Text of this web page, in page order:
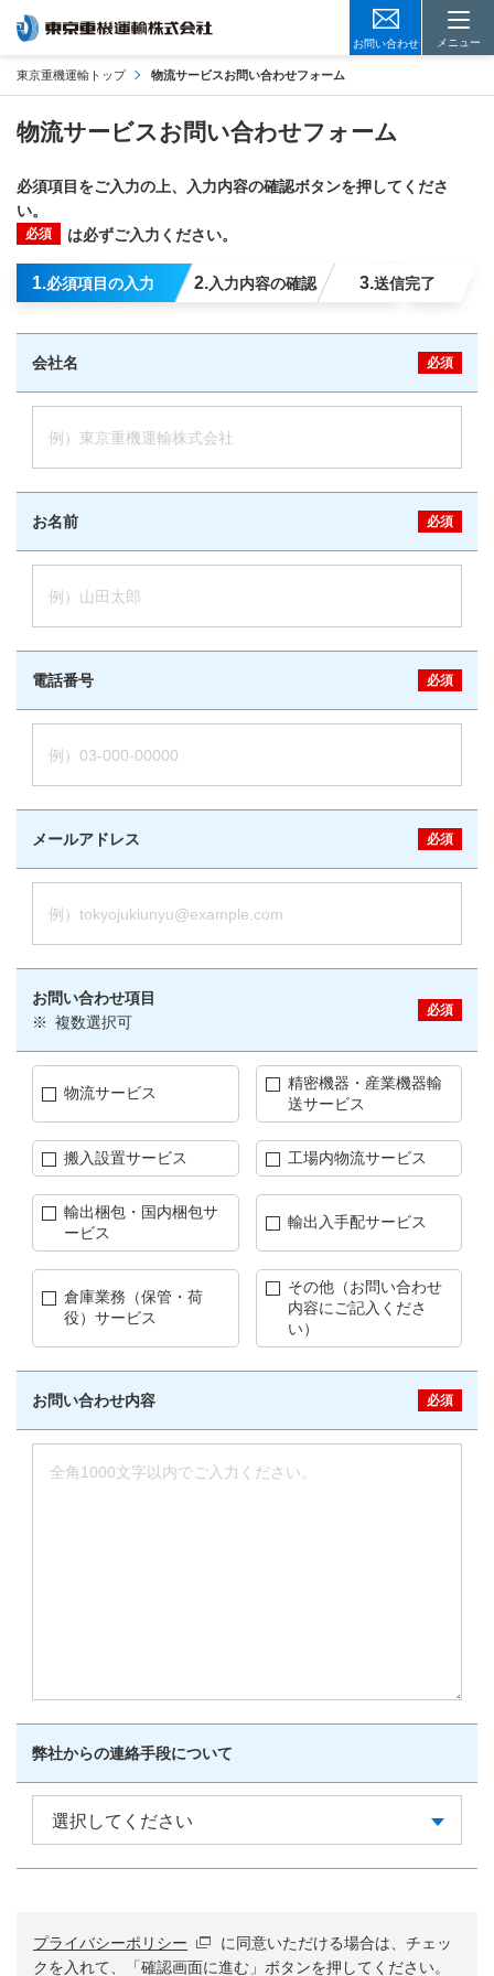
お問い合わせ メニュー
東京重機運輸トップ 物流サービスお問い合わせフォーム
物流サービスお問い合わせフォーム
必須項目をご入力の上、入力内容の確認ボタンを押してくださ
い。
必須 は必ずご入力ください。
1 必須項目の入力 2 入力内容の確認 3 送信完了
会社名 必須
例）東京重機運輸株式会社
お名前 必須
例）山田太郎
電話番号 必須
例）03-000-00000
メールアドレス 必須
例）tokyojukiunyu@example.com
お問い合わせ項目
※ 複数選択可
必須
物流サービス
精密機器・産業機器輸
送サービス
搬入設置サービス 工場内物流サービス
輸出梱包・国内梱包サ
ービス
輸出入手配サービス
倉庫業務（保管・荷
役）サービス
その他（お問い合わせ
内容にご記入くださ
い）
お問い合わせ内容 必須
全角1000文字以内でご入力ください。
弊社からの連絡手段について
プライバシーポリシー
に同意いただける場合は、チェッ
クを入れて、「確認画面に進む」ボタンを押してください。